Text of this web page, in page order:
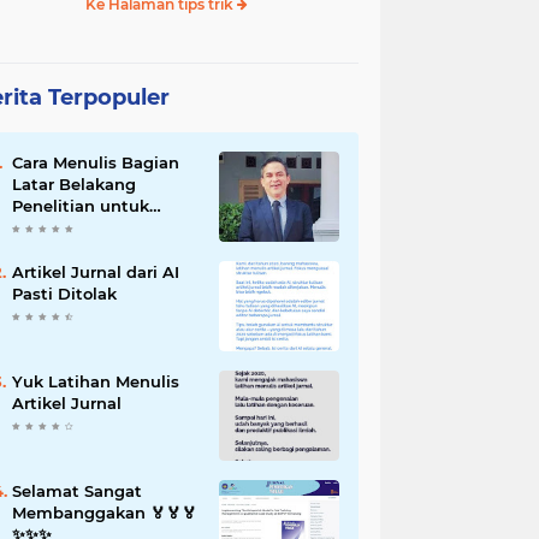
Ke Halaman tips trik
Terpopuler
Cara Menulis Bagian
Latar Belakang
Penelitian untuk
Proposal Skripsi
Artikel Jurnal dari AI
Pasti Ditolak
Yuk Latihan Menulis
Artikel Jurnal
Selamat Sangat
Membanggakan 🏅🏅🏅
✨️✨️✨️